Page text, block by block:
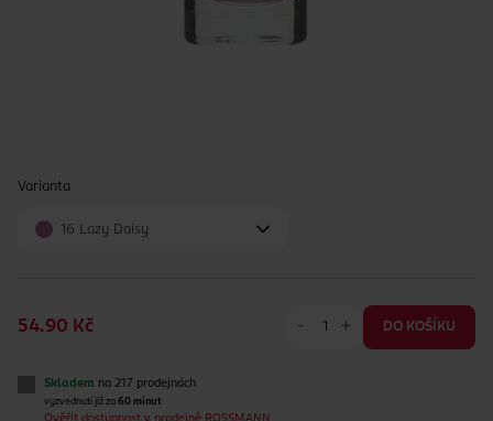
Varianta
16 Lazy Daisy
54.90 Kč - + DO KOŠÍKU
Skladem na 217 prodejnách
vyzvednutí již za 60 minut